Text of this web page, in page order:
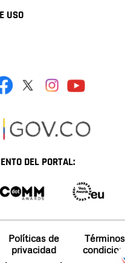
USO
DEL PORTAL:
Políticas de
privacidad